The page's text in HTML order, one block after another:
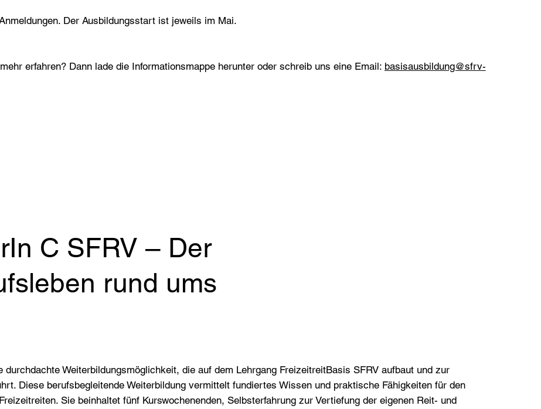
Der Ausbildungsstart ist jeweils im Mai.
erfahren? Dann lade die Informationsmappe herunter oder schreib uns eine Email: basisausbildung@sfrv-
C SFRV – Der
rund ums
Weiterbildungsmöglichkeit, die auf dem Lehrgang FreizeitreitBasis SFRV aufbaut und zur
Diese berufsbegleitende Weiterbildung vermittelt fundiertes Wissen und praktische Fähigkeiten für den
Sie beinhaltet fünf Kurswochenenden, Selbsterfahrung zur Vertiefung der eigenen Reit- und